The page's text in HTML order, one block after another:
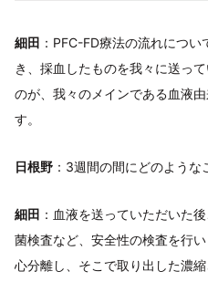
細田 ：PFC-FD療法の流れにつ
き、採血したものを我々に送っ
のが、我々のメインである血液
す。
日根野 ：3週間の間にどのよう
細田 ：血液を送っていただいた
菌検査など、安全性の検査を行
心分離し、そこで取り出した濃